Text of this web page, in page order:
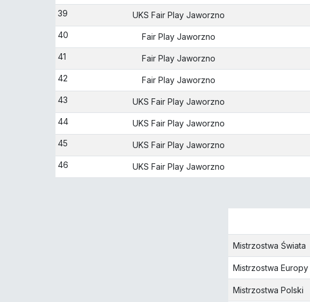
39
UKS Fair Play Jaworzno
40
Fair Play Jaworzno
41
Fair Play Jaworzno
42
Fair Play Jaworzno
43
UKS Fair Play Jaworzno
44
UKS Fair Play Jaworzno
45
UKS Fair Play Jaworzno
46
UKS Fair Play Jaworzno
Mistrzostwa Świata
Mistrzostwa Europy
Mistrzostwa Polski